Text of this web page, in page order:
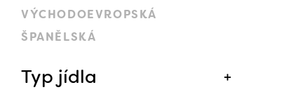
VÝCHODOEVROPSKÁ
ŠPANĚLSKÁ
Typ jídla